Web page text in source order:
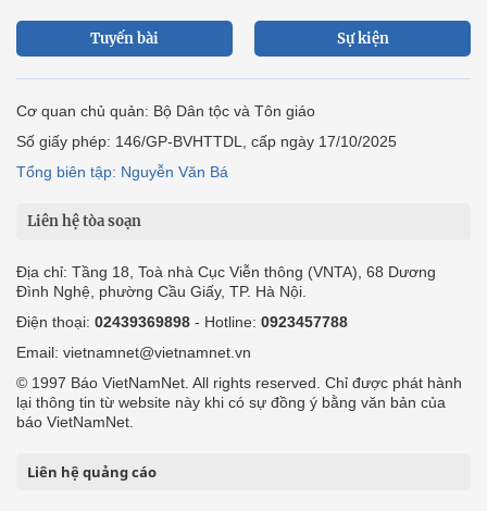
Tuyến bài Sự kiện
Cơ quan chủ quản: Bộ Dân tộc và Tôn giáo
Số giấy phép: 146/GP-BVHTTDL, cấp ngày 17/10/2025
Tổng biên tập: Nguyễn Văn Bá
Liên hệ tòa soạn
Địa chỉ: Tầng 18, Toà nhà Cục Viễn thông (VNTA), 68 Dương
Đình Nghệ, phường Cầu Giấy, TP. Hà Nội.
Điện thoại: 02439369898 - Hotline: 0923457788
Email: vietnamnet@vietnamnet.vn
© 1997 Báo VietNamNet. All rights reserved. Chỉ được phát hành
lại thông tin từ website này khi có sự đồng ý bằng văn bản của
báo VietNamNet.
Liên hệ quảng cáo